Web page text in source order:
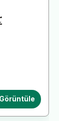
Görüntüle